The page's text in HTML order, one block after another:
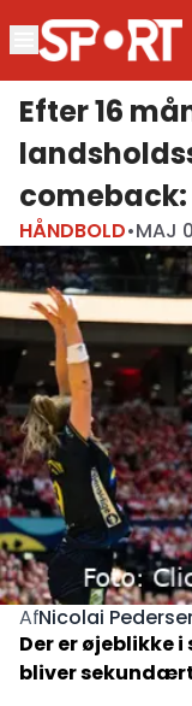
Efter 16
HÅNDBOLD•MAJ
AfNicolai
Der er øjeblikke
bliver